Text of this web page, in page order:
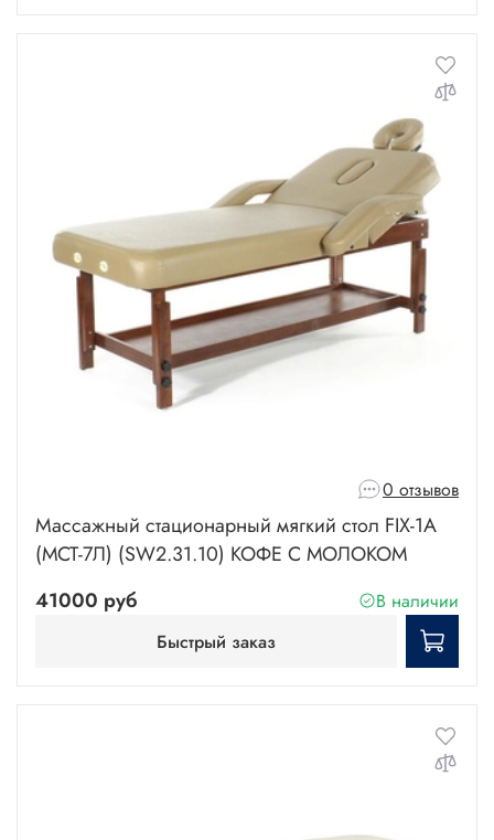
0 отзывов
Массажный стационарный мягкий стол FIX-1A
(МСТ-7Л) (SW2.31.10) КОФЕ С МОЛОКОМ
41000 руб
В наличии
Быстрый заказ